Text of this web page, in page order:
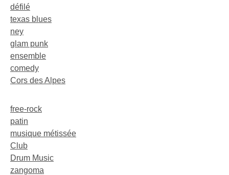
défilé
texas blues
ney
glam punk
ensemble
comedy
Cors des Alpes
free-rock
patin
musique métissée
Club
Drum Music
zangoma